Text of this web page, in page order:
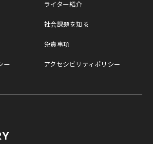
ー
ライター紹介
社会課題を知る
免責事項
アクセシビリティポリシー